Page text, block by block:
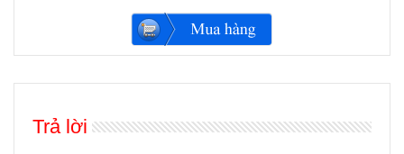
Trả lời